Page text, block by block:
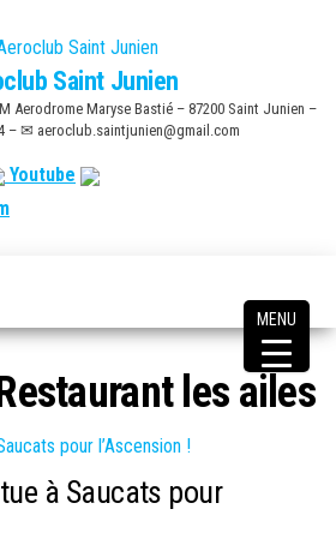
Saint Junien
Aerodrome Maryse Bastié – 87200 Saint Junien –
– ✉ aeroclub.saintjunien@gmail.com
Youtube
les ailes
à Saucats pour
MENU